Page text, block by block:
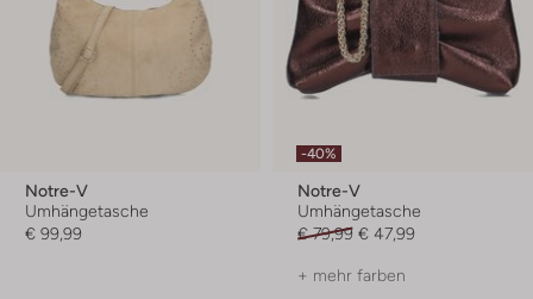
Notre-V
Umhängetasche
€ 99,99
-40%
Notre-V
Umhängetasche
€ 79,99 € 47,99
+ mehr farben